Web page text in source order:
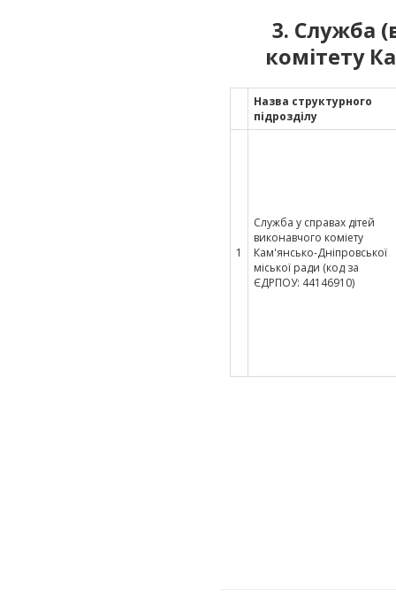
3. Служба
комітету
Назва структурного
підрозділу
1
Служба у справах дітей
виконавчого коміету
Кам'янсько-Дніпровської
міської ради (код за
ЄДРПОУ: 44146910)